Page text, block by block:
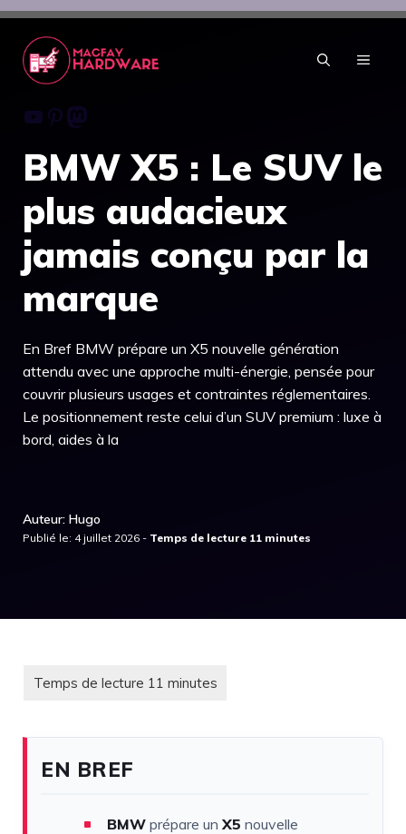
Aller
contenu
MENU
Youtube
Pinterest
Mastodon
BMW X5 : Le SUV le
plus audacieux
jamais conçu par la
marque
En Bref BMW prépare un X5 nouvelle génération
attendu avec une approche multi-énergie, pensée pour
couvrir plusieurs usages et contraintes réglementaires.
Le positionnement reste celui d’un SUV premium : luxe à
bord, aides à la
Auteur: Hugo
Publié le: 4 juillet 2026 -
EN BREF
BMW prépare un X5 nouvelle